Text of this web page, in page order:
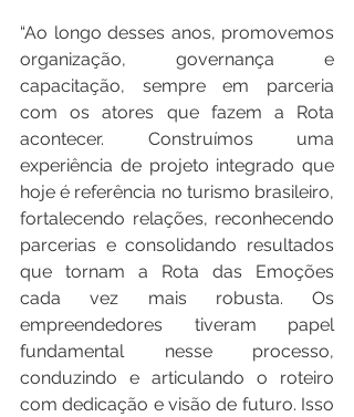
“Ao longo desses anos, promovemos
organização, governança e
capacitação, sempre em parceria
com os atores que fazem a Rota
acontecer. Construímos uma
experiência de projeto integrado que
hoje é referência no turismo brasileiro,
fortalecendo relações, reconhecendo
parcerias e consolidando resultados
que tornam a Rota das Emoções
cada vez mais robusta. Os
empreendedores tiveram papel
fundamental nesse processo,
conduzindo e articulando o roteiro
com dedicação e visão de futuro. Isso